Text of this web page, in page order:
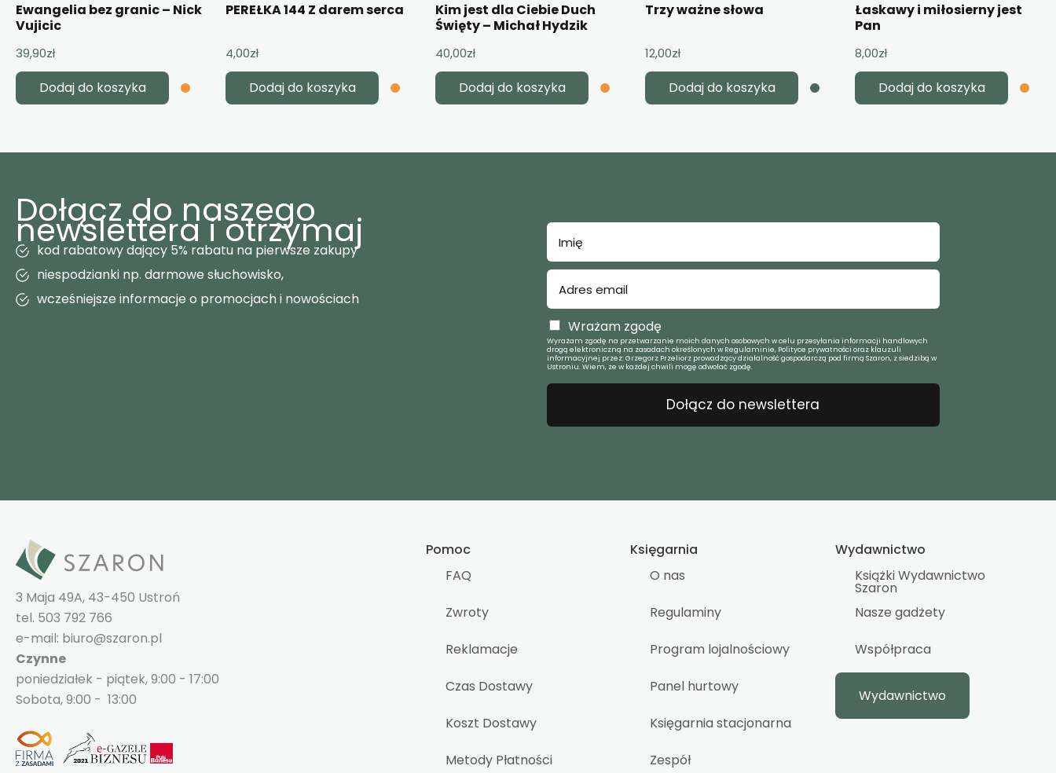
Ewangelia bez granic – Nick
Vujicic
39,90zł
Dodaj do koszyka
PEREŁKA 144 Z darem serca
4,00zł
Dodaj do koszyka
Kim jest dla Ciebie Duch
Święty – Michał Hydzik
40,00zł
Dodaj do koszyka
Trzy ważne słowa
12,00zł
Dodaj do koszyka
Łaskawy i miłosierny jest
Pan
8,00zł
Dodaj do koszyka
Dołącz do naszego
newslettera i otrzymaj
kod rabatowy dający 5% rabatu na pierwsze zakupy
niespodzianki np. darmowe słuchowisko,
wcześniejsze informacje o promocjach i nowościach
Wrażam zgodę
Wyrażam zgodę na przetwarzanie moich danych osobowych w celu przesyłania informacji handlowych
drogą elektroniczną na zasadach określonych w Regulaminie, Polityce prywatności oraz klauzuli
informacyjnej przez: Grzegorz Przeliorz prowadzący działalność gospodarczą pod firmą Szaron, z siedzibą w
Ustroniu. Wiem, że w każdej chwili mogę odwołać zgodę.
Dołącz do newslettera
3 Maja 49A, 43-450 Ustroń
tel. 503 792 766
e-mail: biuro@szaron.pl
Czynne
poniedziałek - piątek, 9:00 - 17:00
Sobota, 9:00 - 13:00
Pomoc
FAQ
Zwroty
Reklamacje
Czas Dostawy
Koszt Dostawy
Metody Płatności
Księgarnia
O nas
Regulaminy
Program lojalnościowy
Panel hurtowy
Księgarnia stacjonarna
Zespół
Wydawnictwo
Książki Wydawnictwo
Szaron
Nasze gadżety
Współpraca
Wydawnictwo